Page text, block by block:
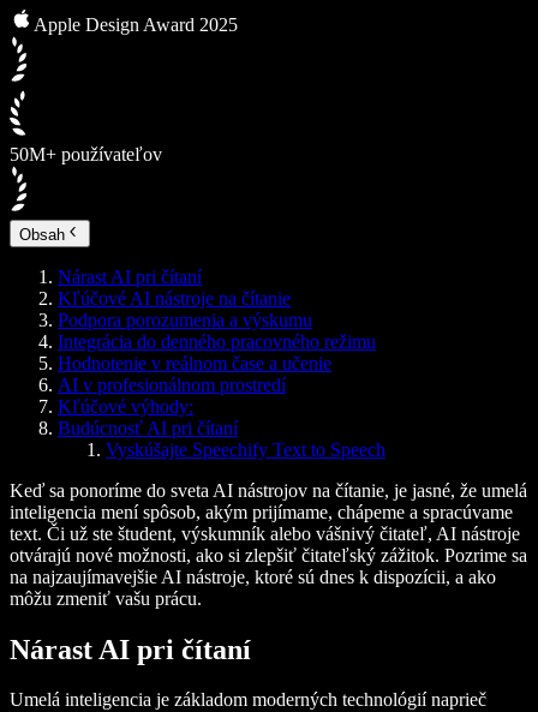
Apple Design Award 2025
50M+ používateľov
Obsah
Nárast AI pri čítaní
Kľúčové AI nástroje na čítanie
Podpora porozumenia a výskumu
Integrácia do denného pracovného režimu
Hodnotenie v reálnom čase a učenie
AI v profesionálnom prostredí
Kľúčové výhody:
Budúcnosť AI pri čítaní
Vyskúšajte Speechify Text to Speech
Keď sa ponoríme do sveta AI nástrojov na čítanie, je jasné, že umelá
inteligencia mení spôsob, akým prijímame, chápeme a spracúvame
text. Či už ste študent, výskumník alebo vášnivý čitateľ, AI nástroje
otvárajú nové možnosti, ako si zlepšiť čitateľský zážitok. Pozrime sa
na najzaujímavejšie AI nástroje, ktoré sú dnes k dispozícii, a ako
môžu zmeniť vašu prácu.
Nárast AI pri čítaní
Umelá inteligencia je základom moderných technológií naprieč